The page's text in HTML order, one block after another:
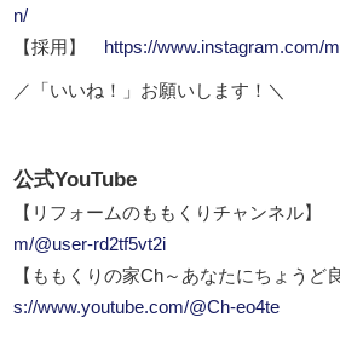
n/
【採用】
https://www.instagram.com/
／「いいね！」お願いします！＼
公式YouTube
【リフォームのももくりチャンネル】
m/@user-rd2tf5vt2i
【ももくりの家Ch～あなたにちょう
s://www.youtube.com/@Ch-eo4te